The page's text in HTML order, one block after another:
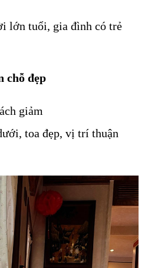
lớn tuổi, gia đình có trẻ
chỗ đẹp
giảm
toa đẹp, vị trí thuận